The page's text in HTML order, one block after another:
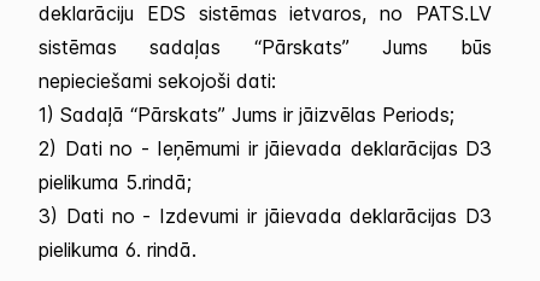
deklarāciju EDS sistēmas ietvaros, no PATS.LV
sistēmas sadaļas “Pārskats” Jums būs
nepieciešami sekojoši dati:
1) Sadaļā “Pārskats” Jums ir jāizvēlas Periods;
2) Dati no - Ieņēmumi ir jāievada deklarācijas D3
pielikuma 5.rindā;
3) Dati no - Izdevumi ir jāievada deklarācijas D3
pielikuma 6. rindā.